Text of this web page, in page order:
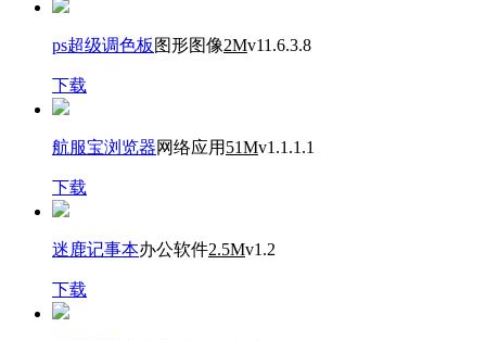
ps超级调色板 图形图像2Mv11.6.3.8
下载
航服宝浏览器网络应用 51Mv1.1.1.1
下载
迷鹿记事本办公软件2.5Mv1.2
下载